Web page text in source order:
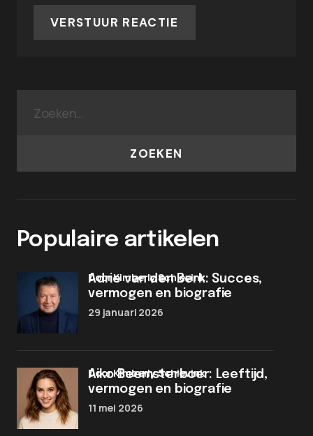
VERSTUUR REACTIE
ZOEKEN
Populaire artikelen
Adrie van den Berk: Succes,
vermogen en biografie
door Kimberly Schievink
29 januari 2026
Aiko Beemsterboer: Leeftijd,
vermogen en biografie
door Kimberly Schievink
11 mei 2026